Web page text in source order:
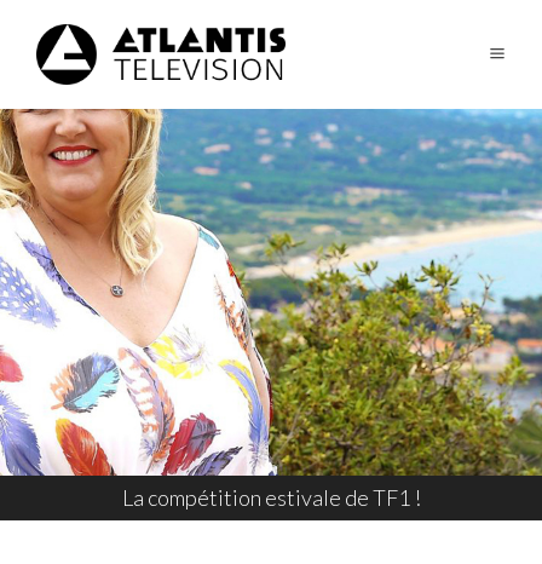
La compétition estivale de TF1 !